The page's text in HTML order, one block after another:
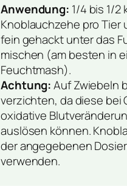
Anwendung: 1/4 bis 1/2
Knoblauchzehe pro Tier
fein gehackt unter das
mischen (am besten in
Feuchtmash).
Achtung:Auf Zwiebeln
verzichten, da diese bei
oxidative
auslösen können.
der angegebenen
verwenden.